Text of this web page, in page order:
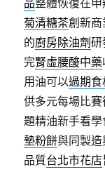
品整體恢復在
菊清糖茶創新
的廚房除油劑研
完腎虛腰酸中藥
用油可以過期
供多元每場比
題精油新手看
墊粉餅與同製
品質台北市花店